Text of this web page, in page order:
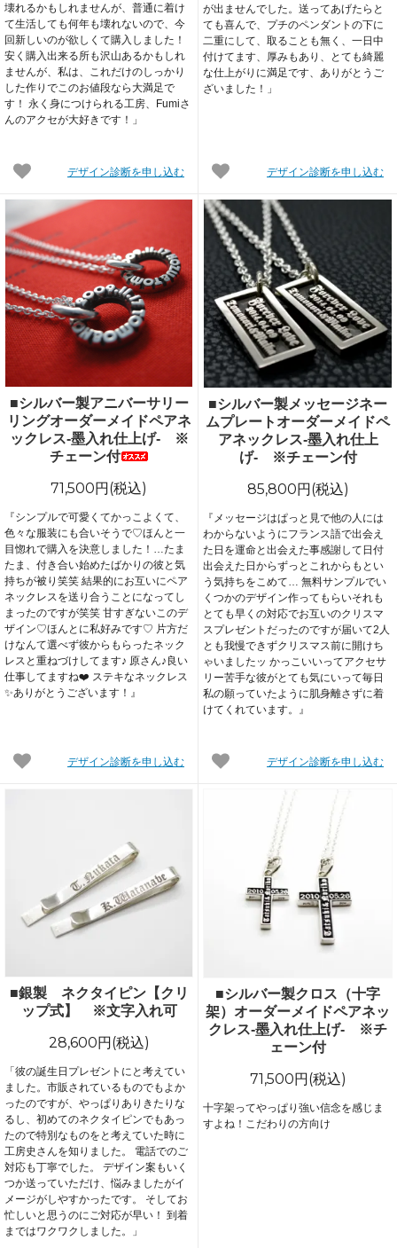
壊れるかもしれませんが、普通に着け
て生活しても何年も壊れないので、今
回新しいのが欲しくて購入しました！
安く購入出来る所も沢山あるかもしれ
ませんが、私は、これだけのしっかり
した作りでこのお値段なら大満足で
す！ 永く身につけられる工房、Fumiさ
んのアクセが大好きです！」
デザイン診断を申し込む
が出ませんでした。送ってあげたらと
ても喜んで、プチのペンダントの下に
二重にして、取ることも無く、一日中
付けてます、厚みもあり、とても綺麗
な仕上がりに満足です、ありがとうご
ざいました！」
デザイン診断を申し込む
■シルバー製アニバーサリー
リングオーダーメイドペアネ
ックレス-墨入れ仕上げ- ※
チェーン付
71,500円(税込)
『シンプルで可愛くてかっこよくて、
色々な服装にも合いそうで♡ほんと一
目惚れで購入を決意しました！…たま
たま、付き合い始めたばかりの彼と気
持ちが被り笑笑 結果的にお互いにペア
ネックレスを送り合うことになってし
まったのですが笑笑 甘すぎないこのデ
ザイン♡ほんとに私好みです♡ 片方だ
けなんて選べず彼からもらったネック
レスと重ねづけしてます♪ 原さん♪良い
仕事してますね❤️ ステキなネックレス
✨ありがとうございます！』
デザイン診断を申し込む
■シルバー製メッセージネー
ムプレートオーダーメイドペ
アネックレス-墨入れ仕上
げ- ※チェーン付
85,800円(税込)
『メッセージはぱっと見で他の人には
わからないようにフランス語で出会え
た日を運命と出会えた事感謝して日付
出会えた日からずっとこれからもとい
う気持ちをこめて… 無料サンプルでい
くつかのデザイン作ってもらいそれも
とても早くの対応でお互いのクリスマ
スプレゼントだったのですが届いて2人
とも我慢できずクリスマス前に開けち
ゃいましたッ かっこいいってアクセサ
リー苦手な彼がとても気にいって毎日
私の願っていたように肌身離さずに着
けてくれています。』
デザイン診断を申し込む
■銀製 ネクタイピン【クリ
ップ式】 ※文字入れ可
28,600円(税込)
「彼の誕生日プレゼントにと考えてい
ました。市販されているものでもよか
ったのですが、やっぱりありきたりな
るし、初めてのネクタイピンでもあっ
たので特別なものをと考えていた時に
工房史さんを知りました。 電話でのご
対応も丁寧でした。 デザイン案もいく
つか送っていただけ、悩みましたがイ
メージがしやすかったです。 そしてお
忙しいと思うのにご対応が早い！ 到着
まではワクワクしました。」
■シルバー製クロス（十字
架）オーダーメイドペアネッ
クレス-墨入れ仕上げ- ※チ
ェーン付
71,500円(税込)
十字架ってやっぱり強い信念を感じま
すよね！こだわりの方向け